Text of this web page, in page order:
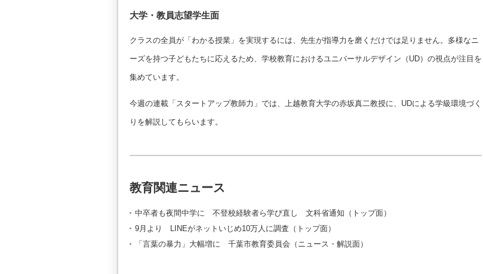
大学・教員志望学生面
クラスの全員が「わかる授業」を実現するには、先生が指導力を磨くだけでは足りません。多様なニ
ーズを持つ子どもたちに応えるため、学校教育におけるユニバーサルデザイン（UD）の視点が注目を
集めています。
今週の連載「スタートアップ教師力」では、上越教育大学の赤坂真二教授に、UDによる学級環境づく
りを解説してもらいます。
教育関連ニュース
中卒者も夜間中学に 不登校経験者ら学び直し 文科省通知（トップ面）
9月より LINEがネットいじめ10万人に調査（トップ面）
「言葉の暴力」大幅増に 千葉市教育委員会（ニュース・解説面）